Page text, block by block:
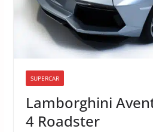
SUPERCAR
Lamborghini
4 Roadster